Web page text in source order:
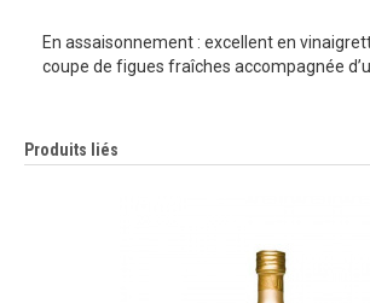
En assaisonnement : excellent en
coupe de figues fraîches accompagnée
Produits liés